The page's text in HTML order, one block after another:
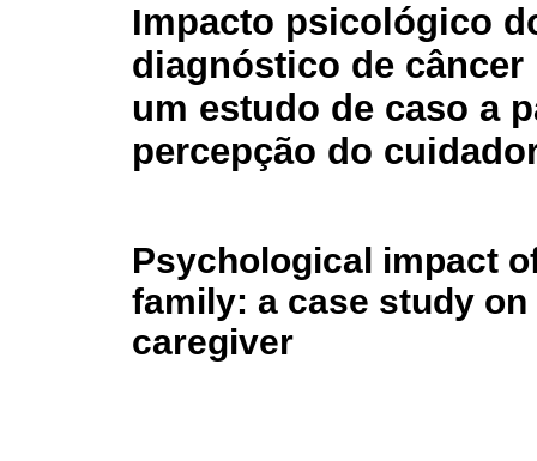
Impacto psicológico
diagnóstico de câncer
um estudo de caso a
percepção do
Psychological impact
family: a case study
caregiver